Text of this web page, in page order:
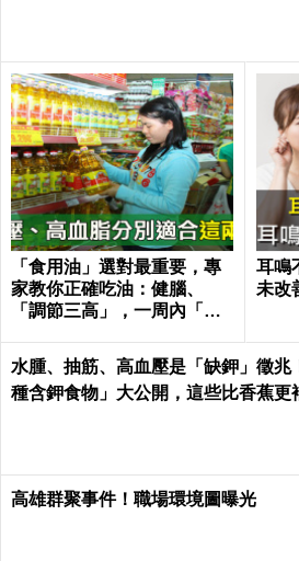
「食用油」選對最重要，專
家教你正確吃油：健腦、
「調節三高」，一周內「膽
康 Health
耳鳴
未改
水腫、抽筋、高血壓是「缺鉀」徵兆
種含鉀食物」大公開，這些比香蕉更
高雄群聚事件！職場環境圖曝光